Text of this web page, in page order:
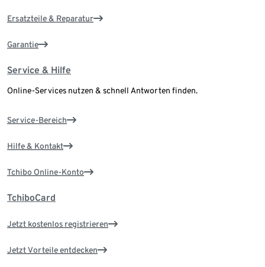
Ersatzteile & Reparatur
Garantie
Service & Hilfe
Online-Services nutzen & schnell Antworten finden.
Service-Bereich
Hilfe & Kontakt
Tchibo Online-Konto
TchiboCard
Jetzt kostenlos registrieren
Jetzt Vorteile entdecken